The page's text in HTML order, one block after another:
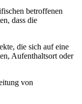
betroffenen
dass die
die sich auf eine
Aufenthaltsort oder
von